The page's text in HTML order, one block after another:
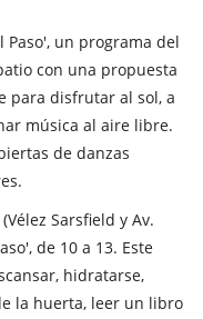
Paso', un programa del
con una propuesta
para disfrutar al sol, a
música al aire libre.
de danzas
Sarsfield y Av.
de 10 a 13. Este
hidratarse,
la huerta, leer un libro